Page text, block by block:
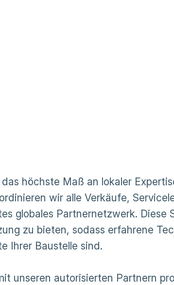
höchste Maß an lokaler
wir alle Verkäufe,
globales Partnernetzwerk. Diese
zu bieten, sodass erfahrene
Ihrer Baustelle sind.
unseren autorisierten Partnern